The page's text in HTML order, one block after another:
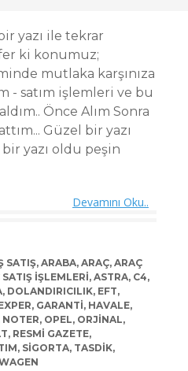
yazı ile tekrar
ki konumuz;
mutlaka karşınıza
- satım işlemleri ve bu
Önce Alım Sonra
Güzel bir yazı
yazı oldu peşin
Devamını Oku..
SATIŞ, ARABA, ARAÇ, ARAÇ
SATIŞ IŞLEMLERI, ASTRA, C4,
, DOLANDIRICILIK, EFT,
, GARANTI, HAVALE,
NOTER, OPEL, ORJINAL,
, RESMI GAZETE,
, SIGORTA, TASDIK,